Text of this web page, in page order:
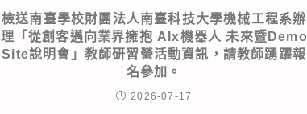
檢送南臺學校財團法人南臺科技大學機械工程系辦
理「從創客邁向業界擁抱 AIx機器人 未來暨Demo
Site說明會」教師研習營活動資訊，請教師踴躍報
名參加。
2026-07-17